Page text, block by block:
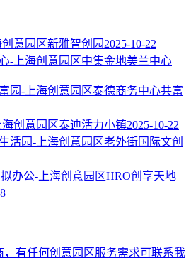
新雅智创园 2025-10-22
中集金地美兰中心
泰德商务中心共富
泰迪活力小镇2025-10-22
老外街国际文创
HRO创享天地
，有任何创意园区服务需求可联系我